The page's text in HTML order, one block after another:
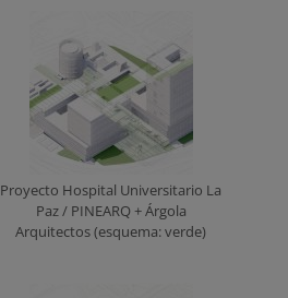
Proyecto Hospital Universitario La
Paz / PINEARQ + Árgola
Arquitectos (esquema: verde)